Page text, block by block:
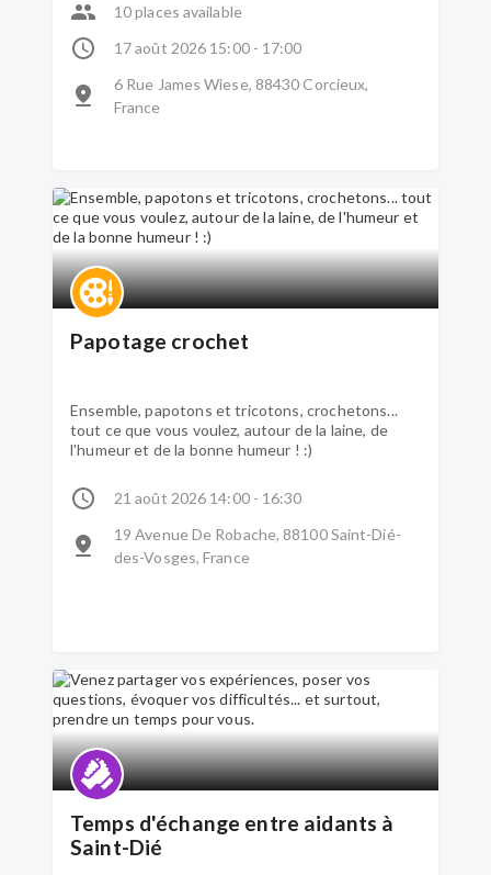
10 places available
17 août 2026 15:00 - 17:00
6 Rue James Wiese, 88430 Corcieux,
France
Papotage crochet
Ensemble, papotons et tricotons, crochetons...
tout ce que vous voulez, autour de la laine, de
l'humeur et de la bonne humeur ! :)
21 août 2026 14:00 - 16:30
19 Avenue De Robache, 88100 Saint-Dié-
des-Vosges, France
Temps d'échange entre aidants à
Saint-Dié